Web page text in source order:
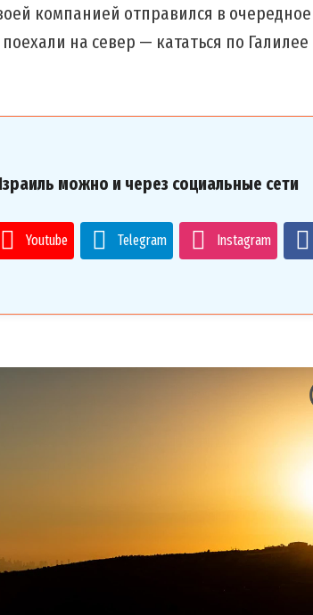
компанией отправился в
на север — кататься по
можно и через социальные сети
Youtube Telegram Instagram